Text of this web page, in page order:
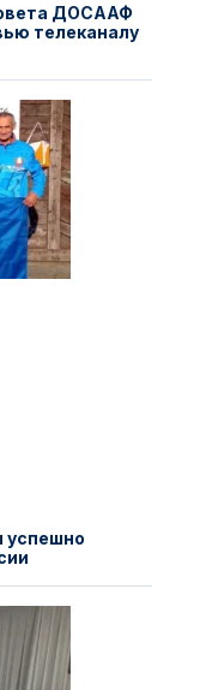
ДОСААФ
телеканалу
успешно